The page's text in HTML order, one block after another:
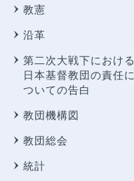
教憲
沿革
第二次大戦下における
日本基督教団の責任に
ついての告白
教団機構図
教団総会
統計